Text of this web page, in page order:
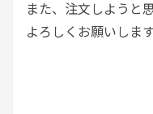
また、注文しようと
よろしくお願いします